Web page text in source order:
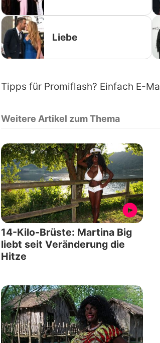
Liebe
Tipps für Promiflash? Einfach E-
Weitere Artikel zum Thema
14-Kilo-Brüste: Martina Big
liebt seit Veränderung die
Hitze